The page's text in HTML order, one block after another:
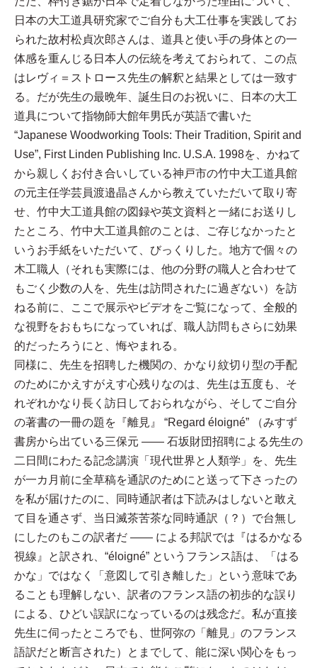
日本の大工道具研究家でご自分も大工仕事を実践してお
られた故村松貞次郎さんは、道具と使い手の身体との一
体感を重んじる日本人の伝統を考えておられて、この点
はレヴィ＝ストロース先生の解釈と結果としては一致す
る。だが先生の最晩年、誕生日のお祝いに、日本の大工
道具について指物師大館年男氏が英語で書いた
“Japanese Woodworking Tools: Their Tradition, Spirit and
Use”, First Linden Publishing Inc. U.S.A. 1998を、かねて
から親しくお付き合いしている神戸市の竹中大工道具館
の元主任学芸員渡邉晶さんから教えていただいて取り寄
せ、竹中大工道具館の図録や英文資料と一緒にお送りし
たところ、竹中大工道具館のことは、ご存じなかったと
いうお手紙をいただいて、びっくりした。地方で個々の
木工職人（それも実際には、他の分野の職人と合わせて
もごく少数の人を、先生は訪問されたに過ぎない）を訪
ねる前に、ここで展示やビデオをご覧になって、全般的
な視野をおもちになっていれば、職人訪問もさらに効果
的だったろうにと、悔やまれる。
同様に、先生を招聘した機関の、かなり紋切り型の手配
のためにかえすがえす心残りなのは、先生は五度も、そ
れぞれかなり長く訪日しておられながら、そしてご自分
の著書の一冊の題を『離見』 “Regard éloigné” （みすず
書房から出ている三保元 —— 石坂財団招聘による先生の
二日間にわたる記念講演「現代世界と人類学」を、先生
が一カ月前に全草稿を通訳のためにと送って下さったの
を私が届けたのに、同時通訳者は下読みはしないと敢え
て目を通さず、当日滅茶苦茶な同時通訳（？）で台無し
にしたのもこの訳者だ —— による邦訳では『はるかなる
視線』と訳され、“éloigné” というフランス語は、「はる
かな」ではなく「意図して引き離した」という意味であ
ることも理解しない、訳者のフランス語の初歩的な誤り
による、ひどい誤訳になっているのは残念だ。私が直接
先生に伺ったところでも、世阿弥の「離見」のフランス
語訳だと断言された）とまでして、能に深い関心をもっ